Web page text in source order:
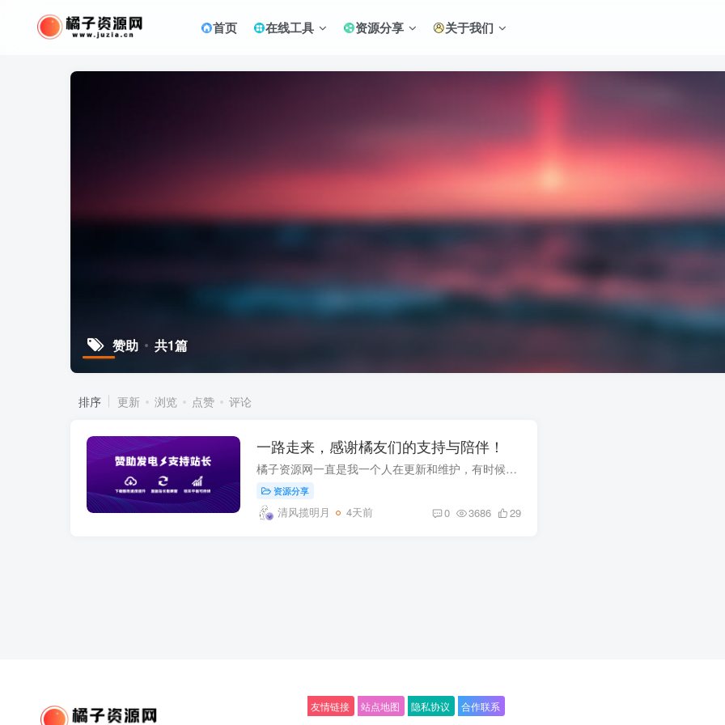
首页 在线工具 资源分享 关于我们
赞助 共1篇
排序 更新 浏览 点赞 评论
一路走来，感谢橘友们的支持与陪伴！
橘子资源网一直是我一个人在更新和维护，有时候忙于工作，网站顾及不过来导致内容更新不及时，希望大家可以多多担待。 橘子资源网所分享的一切资源均为免费，大部分资源经过我亲自测试，尽最大...
资源分享
清风揽明月 4天前 0 3686 29
友情链接 站点地图 隐私协议 合作联系